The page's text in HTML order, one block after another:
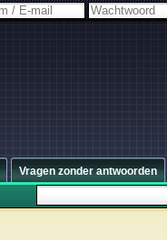
Vragen zonder antwoorden